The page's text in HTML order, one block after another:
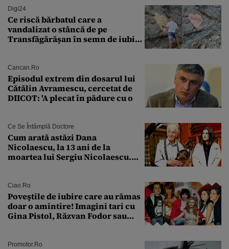
Digi24
Ce riscă bărbatul care a
vandalizat o stâncă de pe
Transfăgărășan în semn de iubire
Cancan.ro
Episodul extrem din dosarul lui
Cătălin Avramescu, cercetat de
DIICOT: 'A plecat în pădure cu o
Ce Se Întâmplă Doctore
Cum arată astăzi Dana
Nicolaescu, la 13 ani de la
moartea lui Sergiu Nicolaescu.
Ciao.ro
Poveştile de iubire care au rămas
doar o amintire! Imagini tari cu
Gina Pistol, Răzvan Fodor sau
Promotor.ro